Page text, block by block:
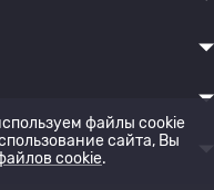
файлы cookie
сайта, Вы
cookie.